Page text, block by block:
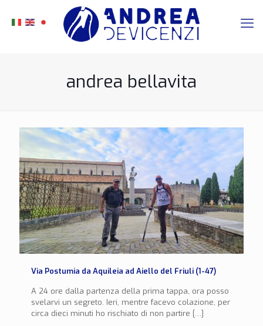
andrea bellavita
Via Postumia da Aquileia ad Aiello del Friuli (1-47)
A 24 ore dalla partenza della prima tappa, ora posso
svelarvi un segreto. Ieri, mentre facevo colazione, per
circa dieci minuti ho rischiato di non partire […]